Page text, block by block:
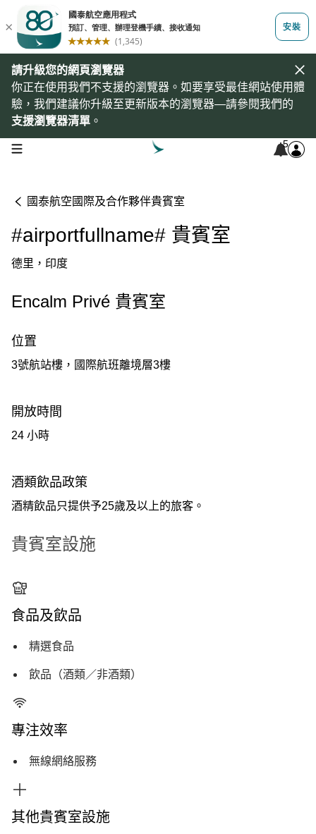
請升級您的網頁瀏覽器
你正在使用我們不支援的瀏覽器。如要享受最佳網站使用體
驗，我們建議你升級至更新版本的瀏覽器—請參閱我們的
支援瀏覽器清單 。
open navigation menu 5
國泰航空國際及合作夥伴貴賓室
#airportfullname# 貴賓室
德里，印度
Encalm Privé 貴賓室
位置
3號航站樓，國際航班離境層3樓
開放時間
24 小時
酒類飲品政策
酒精飲品只提供予25歲及以上的旅客。
貴賓室設施
食品及飲品
精選食品
飲品（酒類／非酒類）
專注效率
無線網絡服務
其他貴賓室設施